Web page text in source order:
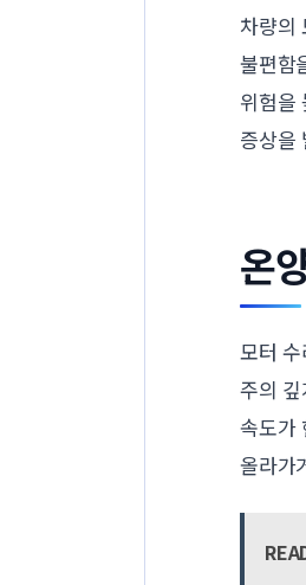
차량의
불편함
위험을
증상을
온
모터
주의
속도가
올라가